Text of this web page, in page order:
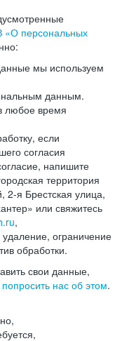
«О персональных
мы используем
данным.
любое время
если
согласия
напишите
территория
2-я Брестская улица,
или свяжитесь
,
ограничение
обработки.
свои данные,
попросить нас об этом.